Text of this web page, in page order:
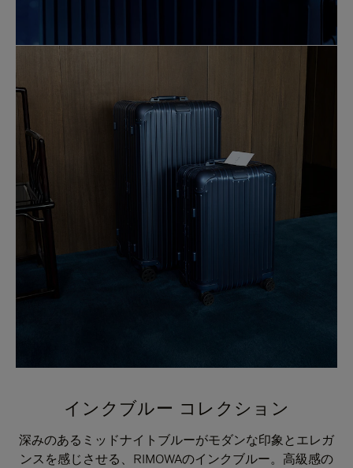
インクブルー コレクション
深みのあるミッドナイトブルーがモダンな印象とエレガ
ンスを感じさせる、RIMOWAのインクブルー。高級感の